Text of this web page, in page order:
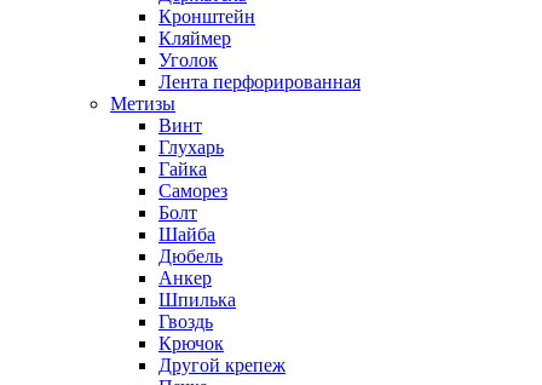
Кронштейн
Кляймер
Уголок
Лента перфорированная
Метизы
Винт
Глухарь
Гайка
Саморез
Болт
Шайба
Дюбель
Анкер
Шпилька
Гвоздь
Крючок
Другой крепеж